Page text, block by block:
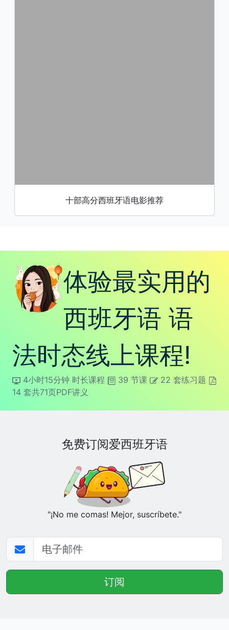
十部高分西班牙语电影推荐
体验最实用的
西班牙语 语
法时态线上课程!
4小时15分钟 时长课程 39 节课
22 套练习题
14 套共71页PDF讲义
免费订阅爱西班牙语
"¡No me comas! Mejor, suscríbete."
加载中...
订阅